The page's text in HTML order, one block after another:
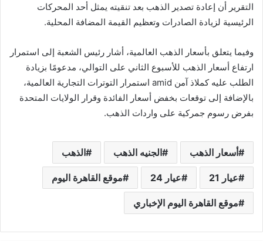
التقرير أن إعادة تصدير الذهب بعد تنقيته يمثل أحد المحركات
الرئيسية لزيادة الصادرات وتعظيم القيمة المضافة المحلية.
وفيما يتعلق بأسعار الذهب العالمية، أشار رئيس الشعبة إلى استمرار
ارتفاع أسعار الذهب للأسبوع الثاني على التوالي، مدعومًا بزيادة
الطلب عليه كملاذ آمن amid استمرار التوترات التجارية العالمية،
بالإضافة إلى توقعات بخفض أسعار الفائدة وقرار الولايات المتحدة
بفرض رسوم جمركية على واردات الذهب.
أسعار الذهب الجنيه الذهب الذهب
عيار 21 عيار 24 موقع القاهرة اليوم
موقع القاهرة اليوم الإخباري